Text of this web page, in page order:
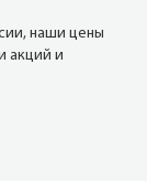
наши цены
акций и